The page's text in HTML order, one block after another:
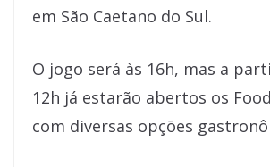
em São Caetano do Sul.
O jogo será às 16h, mas a
12h já estarão abertos os
com diversas opções